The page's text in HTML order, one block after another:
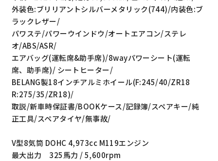
外装色:ブリリアントシルバーメタリック(744)/内装色:ブ
ラックレザー/
パワステ/パワーウインドウ/オートエアコン/ステレ
オ/ABS/ASR/
エアバッグ(運転席&助手席)/8wayパワーシート(運転
席、助手席)/ シートヒーター/
BELANG製18インチアルミホイール(F:245/40/ZR18
R:275/35/ZR18)/
取説/新車時保証書/BOOKケース/記録簿/スペアキー/純
正工具/スペアタイヤ/無事故/
V型8気筒 DOHC 4,973cc M119エンジン
最大出力 325馬力 / 5,600rpm